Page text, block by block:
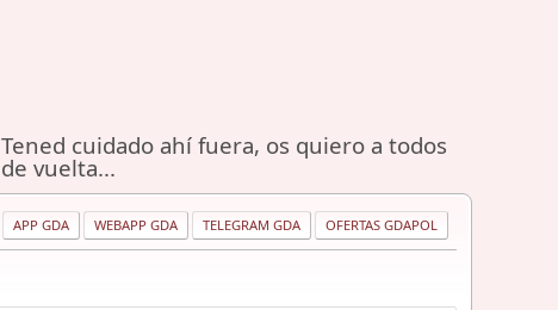
Tened cuidado ahí fuera, os quiero a todos
de vuelta...
APP GDA WEBAPP GDA TELEGRAM GDA OFERTAS GDAPOL